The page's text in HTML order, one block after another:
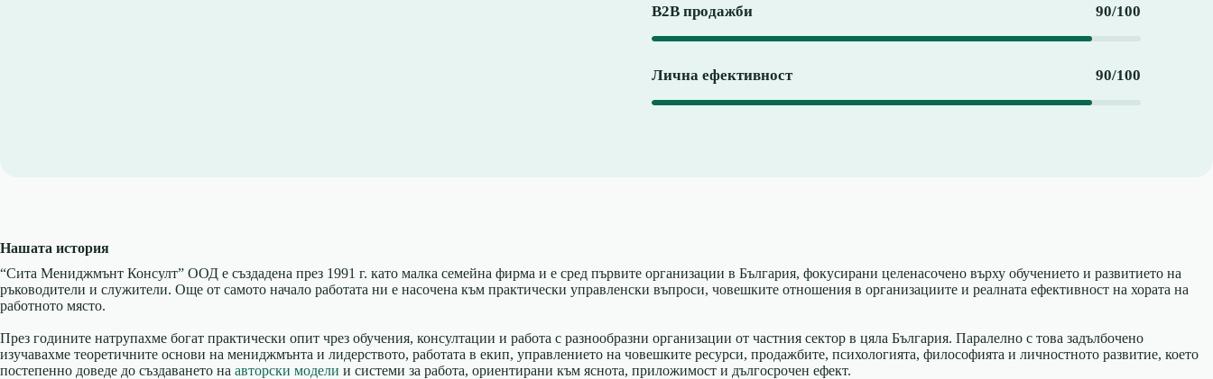
B2B продажби 90/100
Лична ефективност 90/100
Нашата история
“Сита Мениджмънт Консулт” ООД е създадена през 1991 г. като малка семейна фирма и е сред първите организации в България, фокусирани целенасочено върху обучението и развитието на
ръководители и служители. Още от самото начало работата ни е насочена към практически управленски въпроси, човешките отношения в организациите и реалната ефективност на хората на
работното място.
През годините натрупахме богат практически опит чрез обучения, консултации и работа с разнообразни организации от частния сектор в цяла България. Паралелно с това задълбочено
изучавахме теоретичните основи на мениджмънта и лидерството, работата в екип, управлението на човешките ресурси, продажбите, психологията, философията и личностното развитие, което
постепенно доведе до създаването на авторски модели и системи за работа, ориентирани към яснота, приложимост и дългосрочен ефект.